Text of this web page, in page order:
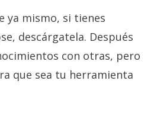
ya mismo, si tienes
descárgatela. Después
con otras, pero
que sea tu herramienta